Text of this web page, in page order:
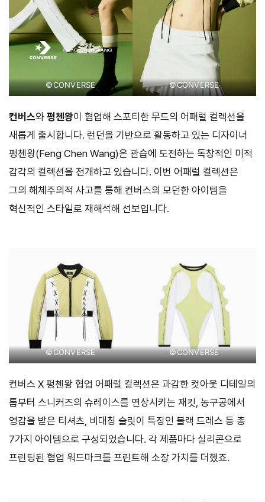
©CONVERSE ©CONVERSE
컨버스와 펑첸왕이 협업해 스포티한 무드의 어패럴 컬렉션을
새롭게 출시합니다. 런던을 기반으로 활동하고 있는 디자이너
펑첸왕(Feng Chen Wang)은 관습에 도전하는 독창적인 미적
감각의 컬렉션을 전개하고 있습니다. 이번 어패럴 컬렉션은
그의 해체주의적 사고를 통해 컨버스의 모던한 아이템을
혁신적인 스타일로 재해석해 선보입니다.
©CONVERSE ©CONVERSE
컨버스 X 펑첸왕 협업 어패럴 컬렉션은 과감한 컷아웃 디테일의
톱부터 스니커즈의 슈레이스를 연상시키는 재킷, 농구공에서
영감을 받은 티셔츠, 비대칭 슬릿이 특징인 블랙 드레스 등 총
7가지 아이템으로 구성되었습니다. 각 제품마다 실리콘으로
프린팅된 협업 워드마크를 프린트해 소장 가치를 더했죠.